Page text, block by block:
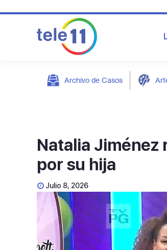
Archivo de Casos
Natalia Jiménez
por su hija
Julio 8, 2026